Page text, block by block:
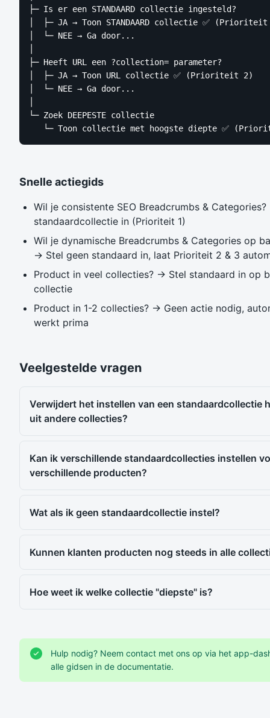
├─ Is er een STANDAARD collectie ingesteld?
│  ├─ JA → Toon STANDAARD collectie ✅
│  └─ NEE → Ga door...
├─ Heeft URL een ?collection= parameter?
│  ├─ JA → Toon URL collectie ✅ (Prioriteit 2)
│  └─ NEE → Ga door...
└─ Zoek DEEPESTE collectie
└─ Toon collectie met hoogste diepte ✅
Snelle actiegids
Wil je consistente SEO Breadcrumbs &
standaardcollectie in (Prioriteit 1)
Wil je dynamische Breadcrumbs & Categories op
→ Stel geen standaard in, laat Prioriteit 2 & 3
Product in veel collecties? → Stel standaard in op
collectie
Product in 1-2 collecties? → Geen actie nodig,
werkt prima
Veelgestelde vragen
Verwijdert het instellen van een standaardcollectie
uit andere collecties?
Kan ik verschillende standaardcollecties instellen
verschillende producten?
Wat als ik geen standaardcollectie instel?
Kunnen klanten producten nog steeds in alle
Hoe weet ik welke collectie "diepste" is?
Hulp nodig? Neem contact met ons op via het app-
alle gidsen in de documentatie.